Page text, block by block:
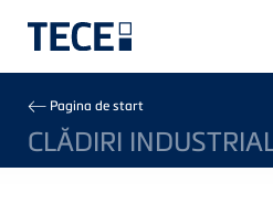
Breadcrumb
Pagina de start
CLĂDIRI